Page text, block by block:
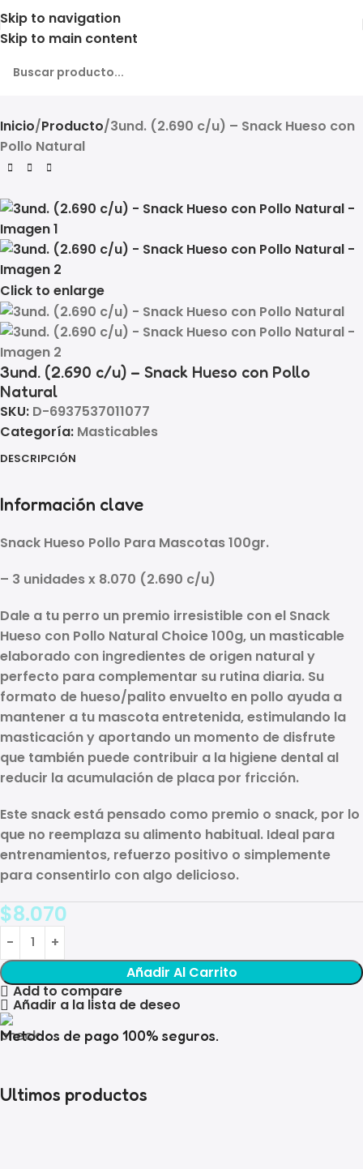
Skip to navigation
Skip to main content
Inicio Producto 3und. (2.690 c/u) – Snack Hueso con
Pollo Natural
Click to enlarge
3und. (2.690 c/u) – Snack Hueso con Pollo
Natural
SKU: D-6937537011077
Categoría: Masticables
DESCRIPCIÓN
Información clave
Snack Hueso Pollo Para Mascotas 100gr.
– 3 unidades x 8.070 (2.690 c/u)
Dale a tu perro un premio irresistible con el Snack
Hueso con Pollo Natural Choice 100g, un masticable
elaborado con ingredientes de origen naturaly
perfecto para complementar su rutina diaria. Su
formato de hueso/palito envuelto en pollo ayuda a
mantener a tu mascota entretenida, estimulando la
masticación y aportando un momento de disfrute
que también puede contribuir a la higiene dental al
reducir la acumulación de placa por fricción.
Este snack está pensado como premio o snack, por lo
que no reemplaza su alimento habitual. Ideal para
entrenamientos, refuerzo positivo o simplemente
para consentirlo con algo delicioso.
$8.070
Añadir Al Carrito
Add to compare
Añadir a la lista de deseo
Metodos de pago 100% seguros.
Ultimos productos